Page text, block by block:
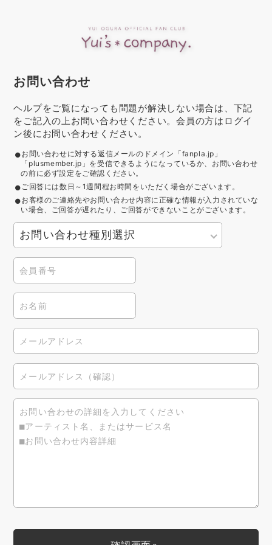
お問い合わせ
ヘルプをご覧になっても問題が解決しない場合は、下記
をご記入の上お問い合わせください。会員の方はログイ
ン後にお問い合わせください。
お問い合わせに対する返信メールのドメイン「fanpla.jp」
「plusmember.jp」を受信できるようになっているか、お問い合わせ
の前に必ず設定をご確認ください。
ご回答には数日～1週間程お時間をいただく場合がございます。
お客様のご連絡先やお問い合わせ内容に正確な情報が入力されていな
い場合、ご回答が遅れたり、ご回答ができないことがございます。